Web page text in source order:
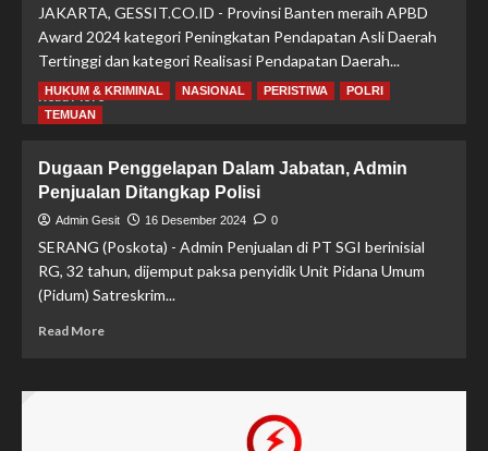
Nataru,
Polda
Banten
Siapkan
3
Zone
JAKARTA, GESSIT.CO.ID - Provinsi Banten meraih APBD
Award 2024 kategori Peningkatan Pendapatan Asli Daerah
Tertinggi dan kategori Realisasi Pendapatan Daerah...
Read MoreRead
Banten
Raih
Penghargaan
APBD
Award
Kemendagri
HUKUM & KRIMINAL NASIONAL PERISTIWA
POLRI
TEMUAN
Dugaan Penggelapan Dalam Jabatan, Admin
Penjualan Ditangkap Polisi
Admin Gesit 16 Desember 2024 0
SERANG (Poskota) - Admin Penjualan di PT SGI berinisial
RG, 32 tahun, dijemput paksa penyidik Unit Pidana Umum
(Pidum) Satreskrim...
Read MoreRead
Dugaan